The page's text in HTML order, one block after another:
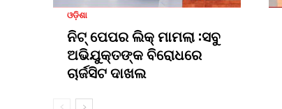
ଓଡ଼ିଶା
ନିଟ୍ ପେପର ଲିକ୍ ମାମଲା :ସବୁ
ଅଭିଯୁକ୍ତଙ୍କ ବିରୋଧରେ
ଚାର୍ଜସିଟ ଦାଖଲ